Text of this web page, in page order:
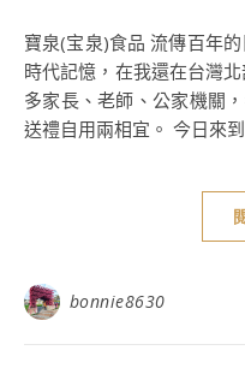
寶泉(宝泉)食品 流傳百年的日式美味，我想是三、四個世代的
時代記憶，在我還在台灣
多家長、老師、公家機關
送禮自用兩相宜。 今日來
bonnie8630